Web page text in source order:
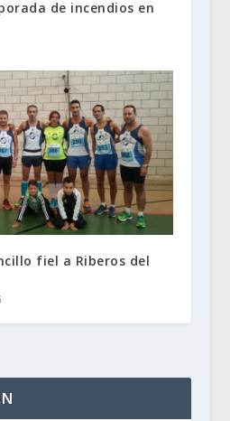
de incendios en
fiel a Riberos del